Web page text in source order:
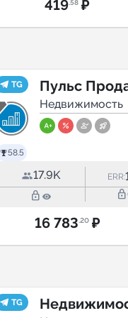
419.58 ₽
TG
58.5
Пульс
Новостроек
Недвижимость
17.9K ERR:
lock_outline lock_outline
16 783.20 ₽
TG